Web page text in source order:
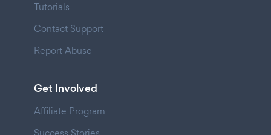
Tutorials
Contact Support
Report Abuse
Get Involved
Affiliate Program